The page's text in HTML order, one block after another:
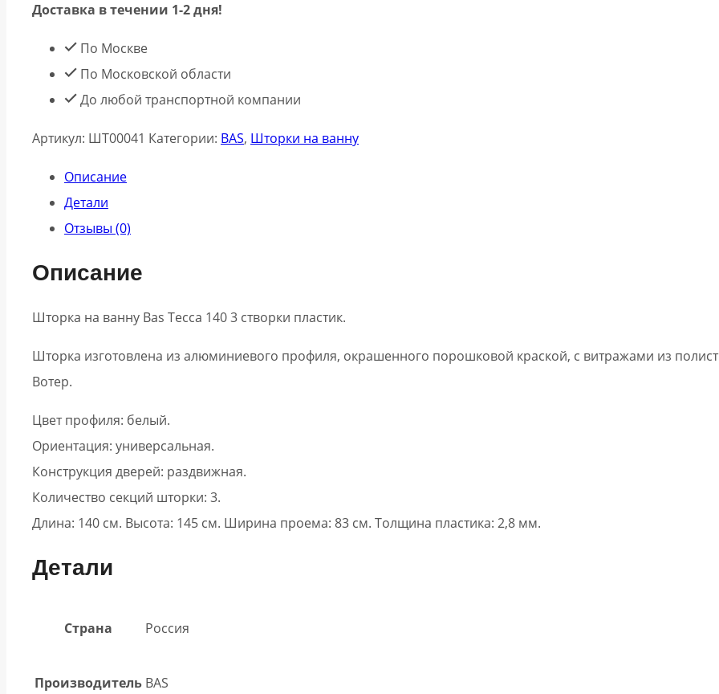
Доставка в течении 1-2 дня!
По Москве
По Московской области
До любой транспортной компании
Артикул: ШТ00041 Категории: BAS, Шторки на ванну
Описание
Детали
Отзывы (0)
Описание
Шторка на ванну Bas Тесса 140 3 створки пластик.
Шторка изготовлена из алюминиевого профиля, окрашенного порошковой краской, с витражами из
Вотер.
Цвет профиля: белый.
Ориентация: универсальная.
Конструкция дверей: раздвижная.
Количество секций шторки: 3.
Длина: 140 см. Высота: 145 см. Ширина проема: 83 см. Толщина пластика: 2,8 мм.
Детали
Страна Россия
Производитель BAS